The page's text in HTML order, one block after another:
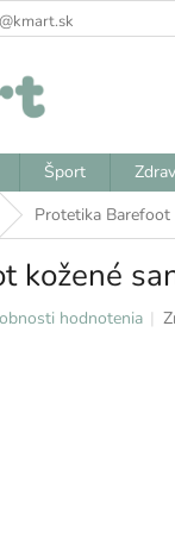
Šport
Protetika Barefoot
kožené
hodnotenia